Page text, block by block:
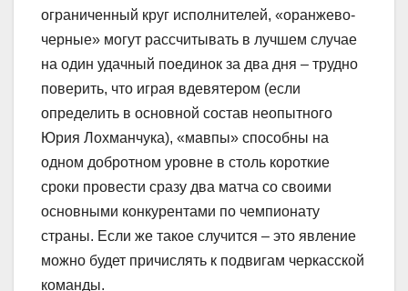
ограниченный круг исполнителей, «оранжево-
черные» могут рассчитывать в лучшем случае
на один удачный поединок за два дня – трудно
поверить, что играя вдевятером (если
определить в основной состав неопытного
Юрия Лохманчука), «мавпы» способны на
одном добротном уровне в столь короткие
сроки провести сразу два матча со своими
основными конкурентами по чемпионату
страны. Если же такое случится – это явление
можно будет причислять к подвигам черкасской
команды.